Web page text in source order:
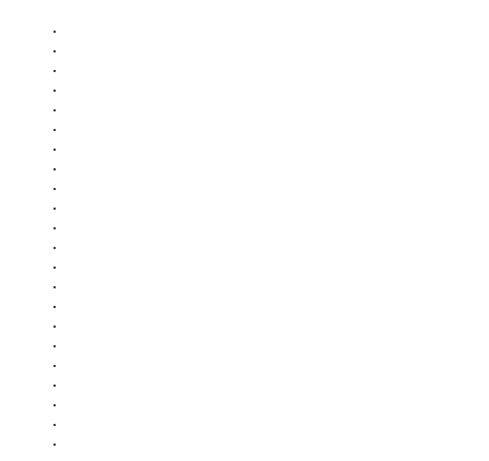
.
.
.
.
.
.
.
.
.
.
.
.
.
.
.
.
.
.
.
.
.
.